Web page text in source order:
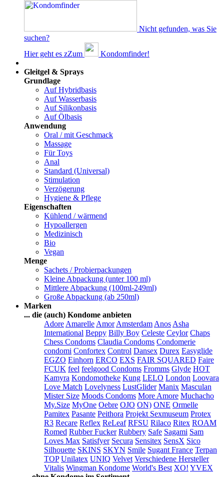
Nicht gefunden, was Sie
suchen?
Hier geht es zZum
Kondomfinder!
Gleitgel & Sprays
Grundlage
Auf Hybridbasis
Auf Wasserbasis
Auf Silikonbasis
Auf Ölbasis
Anwendung
Oral / mit Geschmack
Massage
Für Toys
Anal
Standard (Universal)
Stimulation
Verzögerung
Hygiene & Pflege
Eigenschaften
Kühlend / wärmend
Hypoallergen
Medizinisch
Bio
Vegan
Menge
Sachets / Probierpackungen
Kleine Abpackung (unter 100 ml)
Mittlere Abpackung (100ml-249ml)
Große Abpackung (ab 250ml)
Marken
... die (auch) Kondome anbieten
Adore Amarelle Amor Amsterdam Anos Asha
International Beppy Billy Boy Celeste Ceylor Chaps
Chess Condoms Claudia Condoms Condomerie
condomi Confortex Control Dansex Durex Easyglide
EGZO Einhorn ERCO EXS FAIR SQUARED Faire
FCUK feel feelgood Condoms Fromms Glyde HOT
Kamyra Kondomotheke Kung LELO London Loovara
Love Match Lovelyness LustGlider Manix Masculan
Mister Size Moods Condoms More Amore Muchacho
My.Size MyOne Oebre OJO ON) ONE Ormelle
Pamitex Pasante Peithora Projekt Sexmuseum Protex
R3 Recare Reflex ReLeaf RFSU Rilaco Ritex ROAM
Romed Rubber Fucker Rubbery Safe Sagami Sam
Loves Max Satisfyer Secura Sensitex SensX Sico
Silhouette SKINS SKYN Smile Sugant France Terpan
TOP Unilatex UNIQ Velvet Verschiedene Hersteller
Vitalis Wingman Kondome World's Best XO! YVEX